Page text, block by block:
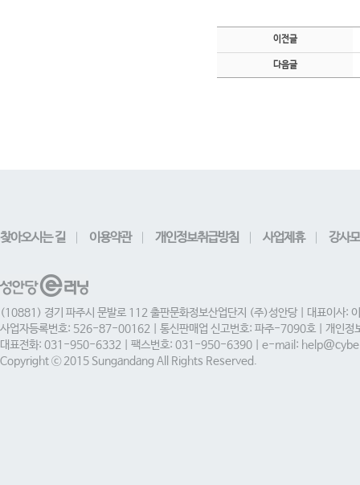
이전글
다음글
찾아오시는 길 이용약관 개인정보취급방침 사업제휴 강사
(10881) 경기 파주시 문발로 112 출판문화정보산업단지 (주)성안당 | 대표이사:
사업자등록번호: 526-87-00162 | 통신판매업 신고번호: 파주-7090호 | 개인정
대표전화: 031-950-6332 | 팩스번호: 031-950-6390 | e-mail:
Copyright ⓒ 2015 Sungandang All Rights Reserved.